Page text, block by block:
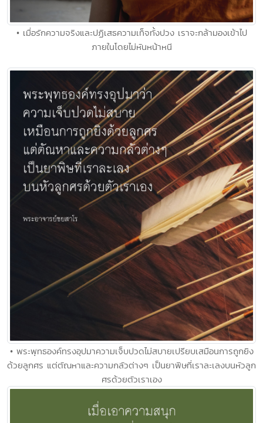
• เมื่อรักความจริงและปฏิเสธความเท็จทั้งปวง เราจะกล้ามองเข้าไป
ภายในโดยไม่หันหน้าหนี
• พระพุทธองค์ทรงอุปมาความเจ็บปวดไม่สบายเปรียบเสมือนการถูกยิง
ด้วยลูกศร แต่ตัณหาและความกลัวต่างๆ เป็นยาพิษที่เราละเลงบนหัวลูก
ศรด้วยตัวเราเอง